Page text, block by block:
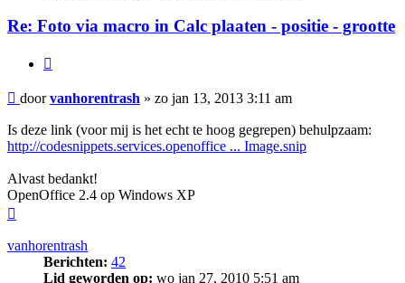
Re: Foto via macro in Calc plaaten - positie - grootte
Bericht
doorvanhorentrash » zo jan 13, 2013 3:11 am
Is deze link (voor mij is het echt te hoog gegrepen) behulpzaam:
http://codesnippets.services.openoffice ... Image.snip
Alvast bedankt!
OpenOffice 2.4 op Windows XP
vanhorentrash
Berichten: 42
Lid geworden op: wo jan 27, 2010 5:51 am